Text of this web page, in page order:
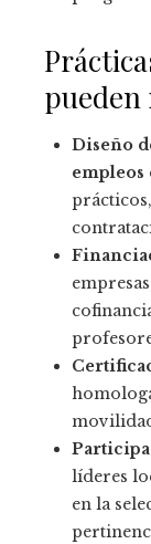
Diseño
empleos
líderes
en la